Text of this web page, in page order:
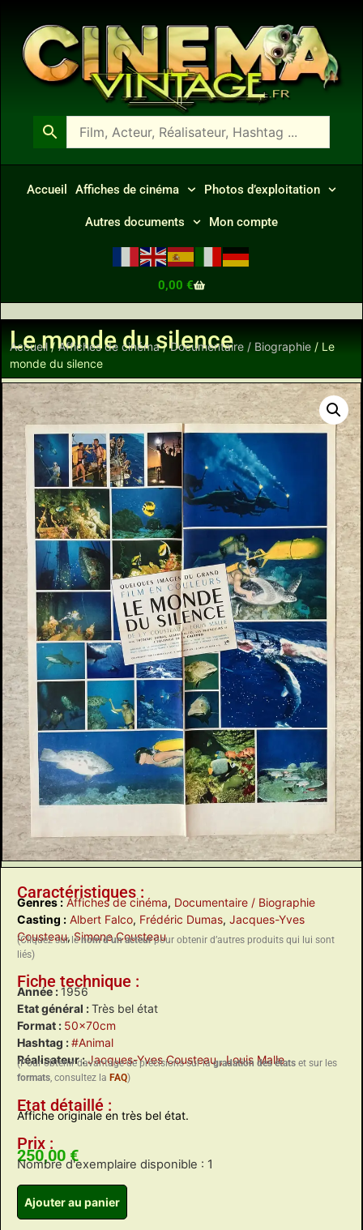
Accueil Affiches de cinéma Photos d’exploitation
Autres documents Mon compte
0,00 €
Le monde du silence
Accueil/Affiches de cinéma/Documentaire / Biographie / Le
monde du silence
Caractéristiques :
Genres : Affiches de cinéma, Documentaire / Biographie
Casting : Albert Falco, Frédéric Dumas, Jacques-Yves
Cousteau,Simone Cousteau
(Cliquez sur lenom d’un acteurpour obtenir d’autres produits qui lui sont
liés)
Fiche technique :
Année : 1956
Etat général :Très bel état
Format : 50x70cm
Hashtag :#Animal
Réalisateur :Jacques-Yves Cousteau, Louis Malle
(Pour obtenir davantage de précisions sur lagradation des états et sur les
formats, consultez la FAQ)
Etat détaillé :
Affiche originale en très bel état.
Prix :
250,00 €
Nombre d'exemplaire disponible : 1
Ajouter au panier